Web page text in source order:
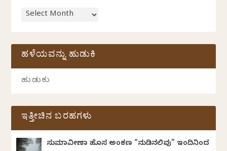
ಹಳೆಯವನ್ನು ಹುಡುಕಿ
ಇತ್ತೀಚಿನ ಬರಹಗಳು
ಸುಮಾವೀಣಾ ಹೊಸ ಅಂಕಣ “ನುಡಿನಲಿವು” ಇಂದಿನಿಂದ